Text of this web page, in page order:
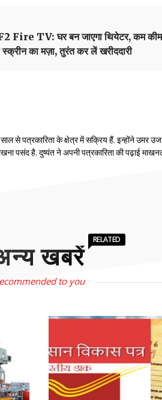
Fire TV: घर बन जाएगा थियेटर, कम
का मज़ा, तुरंत कर लें खरीददारी
पत्रकारिता के क्षेत्र में सक्रिय हैं. इन्होंने उमर
पसंद है. दुष्यंत ने अपनी पत्रकारिता की पढ़ाई
खबरें
RELATED
to you